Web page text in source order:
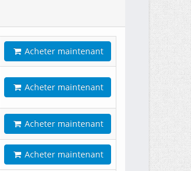
Acheter maintenant
Acheter maintenant
Acheter maintenant
Acheter maintenant